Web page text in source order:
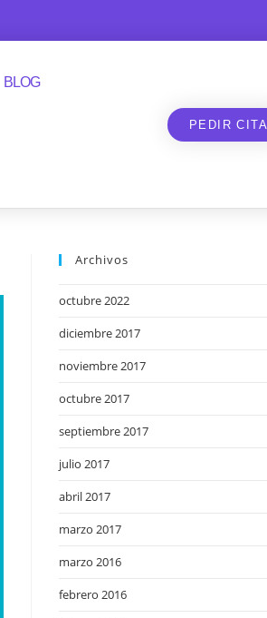
BLOG
PEDIR CITA
Archivos
octubre 2022
diciembre 2017
noviembre 2017
octubre 2017
septiembre 2017
julio 2017
abril 2017
marzo 2017
marzo 2016
febrero 2016